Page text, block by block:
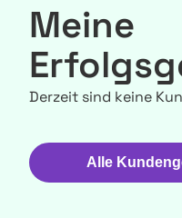
Meine
Derzeit sind keine
Alle